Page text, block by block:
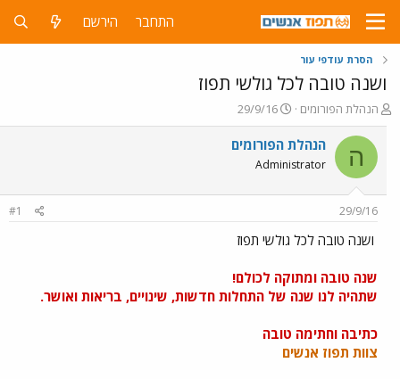
התחבר הירשם
הסרת עודפי עור
ושנה טובה לכל גולשי תפוז
פ
ו
ת
ח
ה
ו
ש
א
הנהלת הפורומים
פ
ו
ר
ם
ר
29/9/16
ה הנהלת הפורומים
Administrator
29/9/16
#1
ושנה טובה לכל גולשי תפוז
שנה טובה ומתוקה לכולם!
שתהיה לנו שנה של התחלות חדשות, שינויים, בריאות ואושר.
כתיבה וחתימה טובה
צוות תפוז אנשים